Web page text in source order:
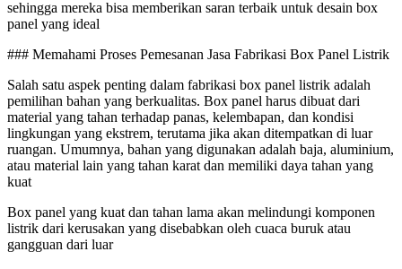
sehingga mereka bisa memberikan saran terbaik untuk desain box
panel yang ideal
### Memahami Proses Pemesanan Jasa Fabrikasi Box Panel Listrik
Salah satu aspek penting dalam fabrikasi box panel listrik adalah
pemilihan bahan yang berkualitas. Box panel harus dibuat dari
material yang tahan terhadap panas, kelembapan, dan kondisi
lingkungan yang ekstrem, terutama jika akan ditempatkan di luar
ruangan. Umumnya, bahan yang digunakan adalah baja, aluminium,
atau material lain yang tahan karat dan memiliki daya tahan yang
kuat
Box panel yang kuat dan tahan lama akan melindungi komponen
listrik dari kerusakan yang disebabkan oleh cuaca buruk atau
gangguan dari luar